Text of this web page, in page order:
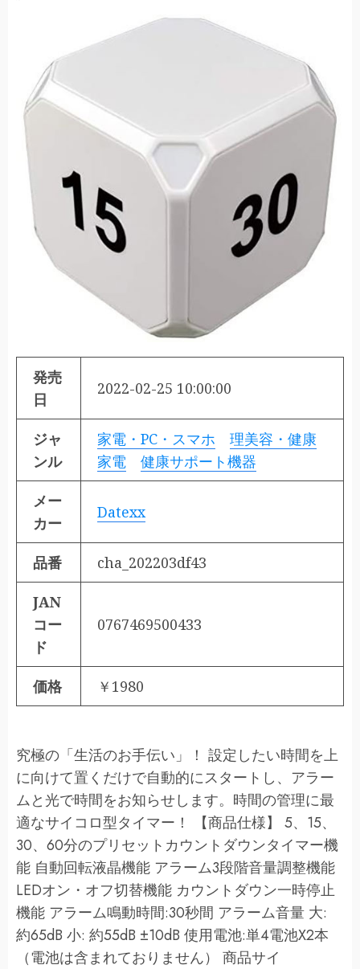
発売
日
2022-02-25 10:00:00
ジャ
ンル
家電・PC・スマホ
理美容・健康
家電
健康サポート機器
メー
カー
Datexx
品番 cha_202203df43
JAN
コー
ド
0767469500433
価格 ￥1980
究極の「生活のお手伝い」！ 設定したい時間を上
に向けて置くだけで自動的にスタートし、アラー
ムと光で時間をお知らせします。時間の管理に最
適なサイコロ型タイマー！ 【商品仕様】 5、15、
30、60分のプリセットカウントダウンタイマー機
能 自動回転液晶機能 アラーム3段階音量調整機能
LEDオン・オフ切替機能 カウントダウン一時停止
機能 アラーム鳴動時間:30秒間 アラーム音量 大:
約65dB 小: 約55dB ±10dB 使用電池:単4電池X2本
（電池は含まれておりません） 商品サイ